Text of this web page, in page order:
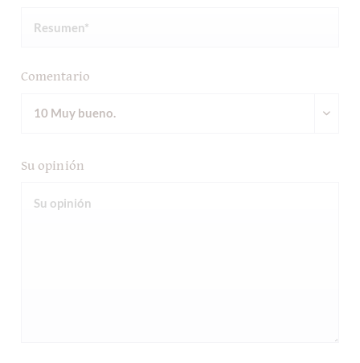
Comentario
Su opinión